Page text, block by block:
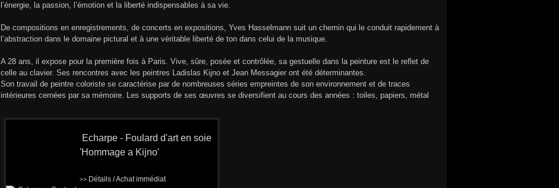
l’énergie, la passion, l’émotion et la liberté indispensables à sa vie.
De compositions en enregistrements, de concerts en expositions, Yves Hasselmann suit un chemin qui le conduit rapidement à
l’abstraction dans le domaine pictural et à une véritable liberté de ton dans celui de la musique.
A 28 ans, il expose pour la première fois à Paris. Vive, sûre, posée et contrôlée, sa gestuelle dans la peinture est le reflet de
celle au clavier. Ses rencontres avec les peintres Ladislas Kijno et Jean Messagier ont été déterminantes.
Son travail de peintre coloriste se caractérise par de nombreuses séries empreintes de son environnement et de traces
intérieures cernées par sa mémoire. Les supports de ses œuvres se diversifient au cours des années : toiles, papiers, métal
Echarpe - Foulard d'art en soie
'Hommage a Kijno'
>> Détails / Achat immédiat